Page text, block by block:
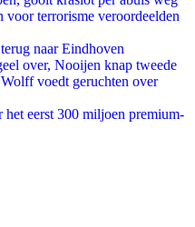
voor terrorisme veroordeelden
naar Eindhoven
over, Nooijen knap tweede
voedt geruchten over
eerst 300 miljoen premium-